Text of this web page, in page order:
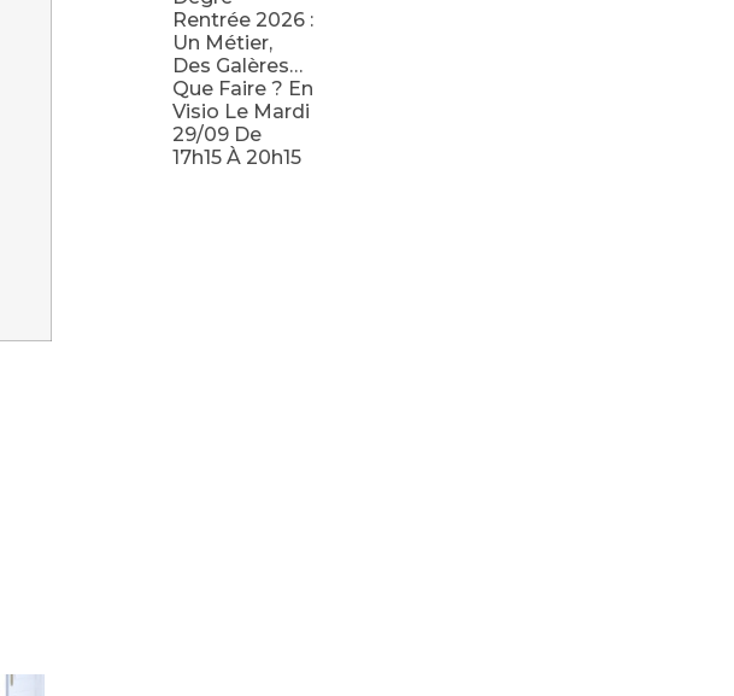
Rentrée 2026 :
Un Métier,
Des Galères…
Que Faire ? En
Visio Le Mardi
29/09 De
17h15 À 20h15